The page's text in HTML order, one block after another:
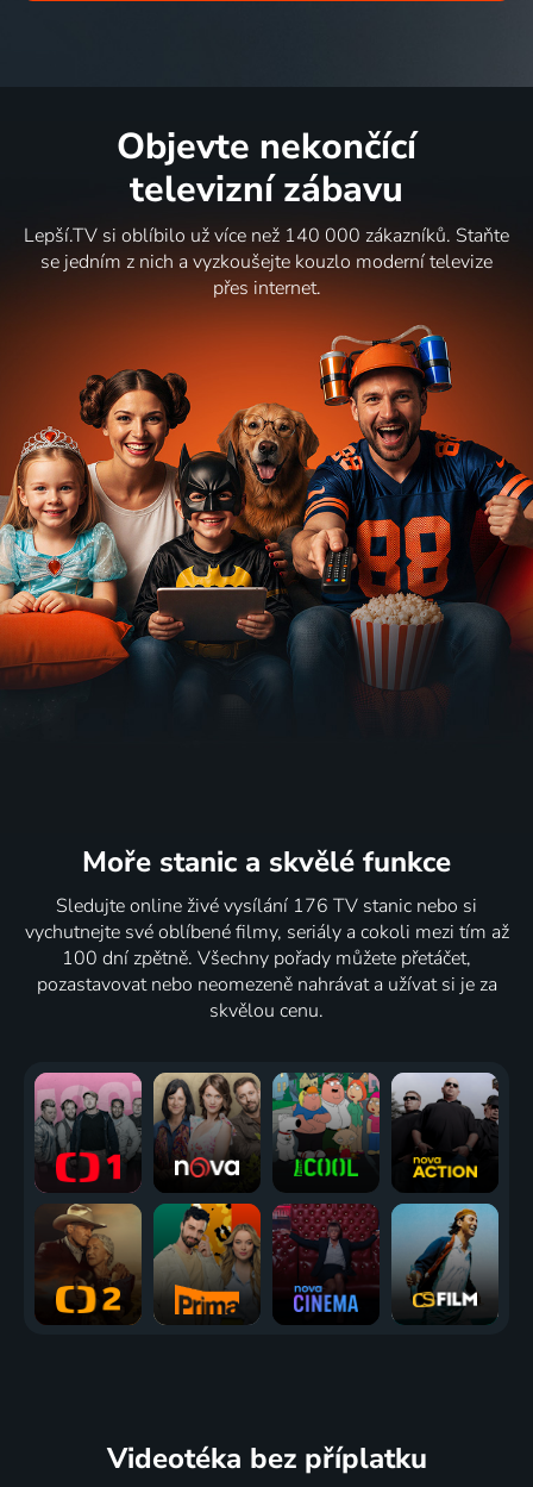
Objevte nekončící
televizní zábavu
Lepší.TV si oblíbilo už více než 140 000 zákazníků. Staňte
se jedním z nich a vyzkoušejte kouzlo moderní televize
přes internet.
Moře stanic a skvělé funkce
Sledujte online živé vysílání 176 TV stanic nebo si
vychutnejte své oblíbené filmy, seriály a cokoli mezi tím až
100 dní zpětně. Všechny pořady můžete přetáčet,
pozastavovat nebo neomezeně nahrávat a užívat si je za
skvělou cenu.
Videotéka bez příplatku